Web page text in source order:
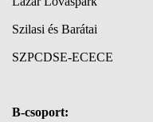
Szilasi és Barátai
SZPCDSE-ECECE
B-csoport: